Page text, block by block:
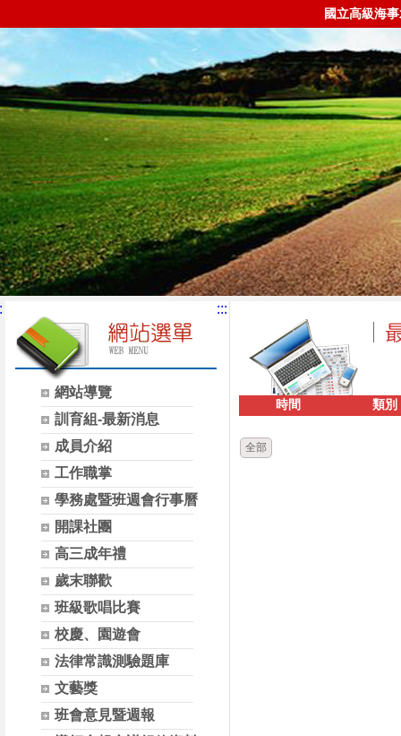
國立高級海
網站導覽
訓育組-最新消息
成員介紹
工作職掌
學務處暨班週會行事曆
開課社團
高三成年禮
歲末聯歡
班級歌唱比賽
校慶、園遊會
法律常識測驗題庫
文藝獎
班會意見暨週報
:::
時間 類別
全部